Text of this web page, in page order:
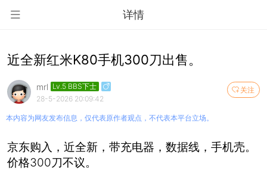
详情
近全新红米K80手机300刀出售。
关注
mrl Lv.5 BBS下士
28-5-2026 20:09:42
本内容为网友发布信息，仅代表原作者观点，不代表本平台立场。
京东购入，近全新，带充电器，数据线，手机壳。
价格300刀不议。